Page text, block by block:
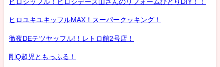
ヒロシッフル！ヒロシデース山さんのリフォームひとりDIY！！
ヒロユキユキッフルMAX！スーパークッキング！
徹夜DEテツヤッフル!！レトロ館2号店！
剛Q超児ともっふる！